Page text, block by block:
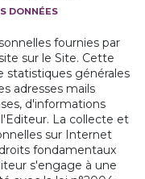
DONNÉES
fournies par
sur le Site. Cette
statistiques générales
adresses mails
d'informations
La collecte et
sur Internet
fondamentaux
s'engage à une